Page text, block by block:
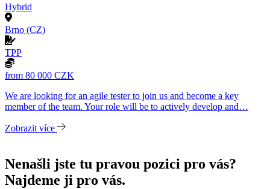
Hybrid
Brno (CZ)
TPP
from 80 000 CZK
We are looking for an agile tester to join us and become a key
member of the team. Your role will be to actively develop and…
Zobrazit více
Nenašli jste tu pravou pozici pro vás?
Najdeme ji pro vás.